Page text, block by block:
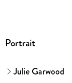
Portrait
Julie Garwood